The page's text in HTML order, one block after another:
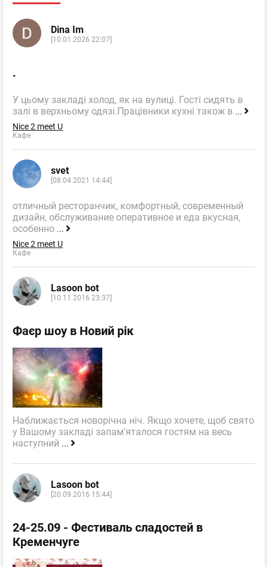
Dina Im
[10.01.2026 22:07]
.
У цьому закладі холод, як на вулиці. Гості сидять в
залі в верхньому одязі.Працівники кухні також в ...
Nice 2 meet U
Кафе
svet
[08.04.2021 14:44]
отличный ресторанчик, комфортный, современный
дизайн, обслуживание оперативное и еда вкусная,
особенно ...
Nice 2 meet U
Кафе
Lasoon bot
[10.11.2016 23:37]
Фаєр шоу в Новий рік
Наближається новорічна ніч. Якщо хочете, щоб свято
у Вашому закладі запам'яталося гостям на весь
наступний ...
Lasoon bot
[20.09.2016 15:44]
24-25.09 - Фестиваль сладостей в
Кременчуге